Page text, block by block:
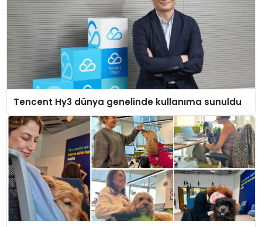
Tencent Hy3 dünya genelinde kullanıma sunuldu